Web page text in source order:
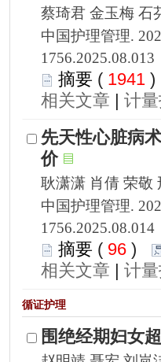
1756.2025.08.013
1941 )
|
1756.2025.08.014
96 )
|